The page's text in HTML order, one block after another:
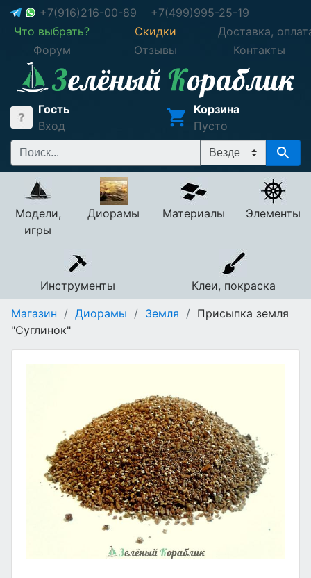
+7(916)216-00-89
+7(499)995-25-19
Что выбрать?
Скидки
Доставка,
Форум
Отзывы Контакты
Гость
Вход
Корзина
Пусто
Модели,
игры
Диорамы Материалы Элементы
Инструменты
Клеи, покраска
Магазин / Диорамы / Земля / Присыпка земля
"Суглинок"